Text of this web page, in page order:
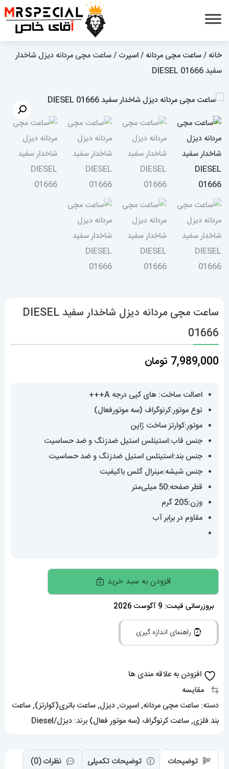
خانه /ساعت مچی مردانه /اسپرت / ساعت مچی مردانه دیزل شاخدار
سفید DIESEL 01666
ساعت مچی مردانه دیزل شاخدار سفید DIESEL
01666
7,989,000 تومان
اصالت ساخت: های کپی درجه A+++
نوع موتور:کرنوگراف (سه موتورفعال)
موتور:کوارتز ساخت ژاپن
جنس قاب:استینلس استیل ضدزنگ و ضد حساسیت
جنس بند:استینلس استیل ضدزنگ و ضد حساسیت
جنس شیشه:مینرال گلس باکیفیت
قطر صفحه:50 میلی‌متر
وزن:205 گرم
مقاوم در برابر آب
ساعت
مچی
مردانه
دیزل
شاخدار
DIESEL
01666
افزودن به سبد خرید
بروزرسانی قیمت: 9 آگوست 2026
راهنمای اندازه گیری
افزودن به علاقه مندی ها
مقایسه
دسته: ساعت مچی مردانه,اسپرت,دیزل,ساعت باتری(کوارتز),ساعت
بند فلزی,ساعت کرنوگراف (سه موتور فعال) برند: دیزل/Diesel
توضیحات توضیحات تکمیلی نظرات (0)